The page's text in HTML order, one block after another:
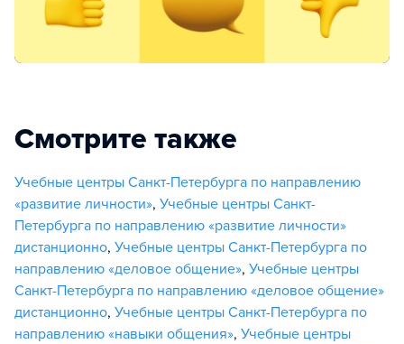
Смотрите также
Учебные центры Санкт-Петербурга по направлению
«развитие личности», Учебные центры Санкт-
Петербурга по направлению «развитие личности»
дистанционно, Учебные центры Санкт-Петербурга по
направлению «деловое общение», Учебные центры
Санкт-Петербурга по направлению «деловое общение»
дистанционно, Учебные центры Санкт-Петербурга по
направлению «навыки общения», Учебные центры